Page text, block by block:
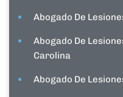
Abogado De
Abogado De
Carolina
Abogado De